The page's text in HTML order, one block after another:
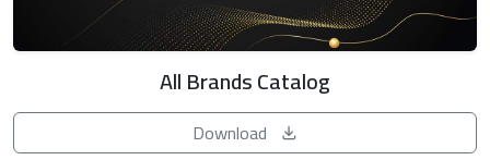
All Brands Catalog
Download